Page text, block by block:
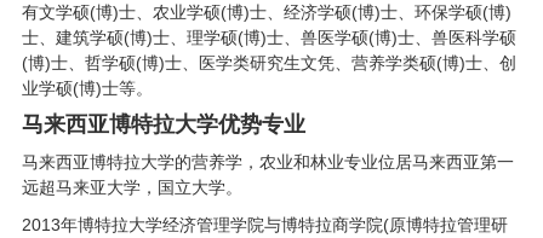
有文学硕(博)士、农业学硕(博)士、经济学硕(博)士、环保学硕(博)
士、建筑学硕(博)士、理学硕(博)士、兽医学硕(博)士、兽医科学硕
(博)士、哲学硕(博)士、医学类研究生文凭、营养学类硕(博)士、创
业学硕(博)士等。
马来西亚博特拉大学优势专业
马来西亚博特拉大学的营养学，农业和林业专业位居马来西亚第一
远超马来亚大学，国立大学。
2013年博特拉大学经济管理学院与博特拉商学院(原博特拉管理研